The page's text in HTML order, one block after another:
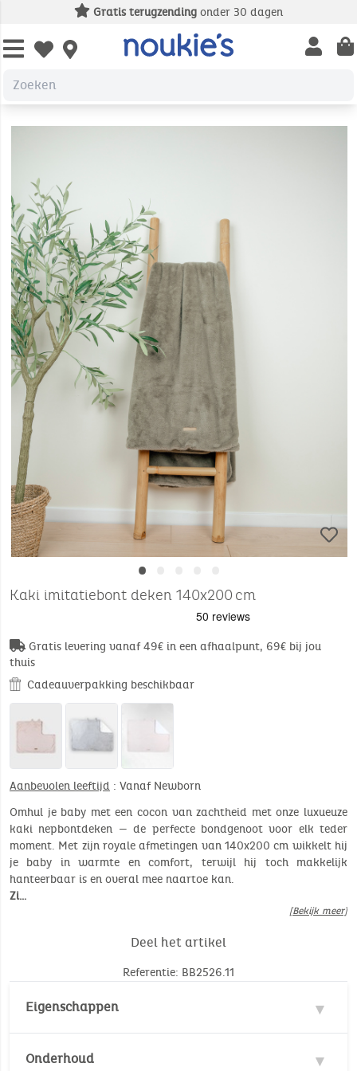
Gratis terugzending onder 30 dagen
Open wishlist Open
•••••
Kaki imitatiebont deken 140x200 cm
Gratis levering vanaf 49€ in een afhaalpunt, 69€ bij jou
thuis
Cadeauverpakking beschikbaar
Aanbevolen leeftijd : Vanaf Newborn
Omhul je baby met een cocon van zachtheid met onze luxueuze
kaki nepbontdeken — de perfecte bondgenoot voor elk teder
moment. Met zijn royale afmetingen van 140x200 cm wikkelt hij
je baby in warmte en comfort, terwijl hij toch makkelijk
hanteerbaar is en overal mee naartoe kan.
Zi…
[Bekijk meer]
Deel het artikel
Referentie: BB2526.11
Eigenschappen
Onderhoud